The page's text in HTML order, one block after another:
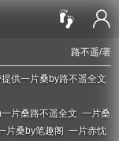
路不遥/著
供一片桑by路不遥全文
一片桑路不遥全文 一片桑
片桑by笔趣阁 一片赤忱